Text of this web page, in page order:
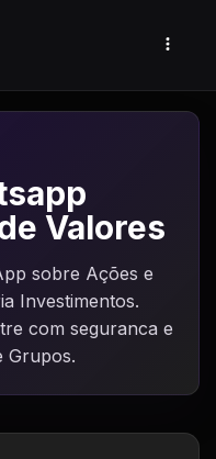
Valores
sobre Ações e
Investimentos.
com seguranca e
Grupos.